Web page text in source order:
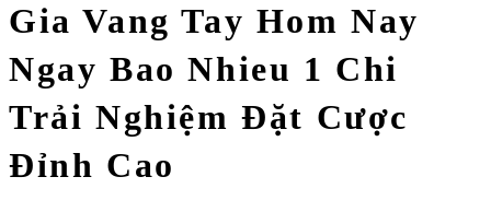
Gia Vang Tay Hom Nay
Ngay Bao Nhieu 1 Chi
Trải Nghiệm Đặt Cược
Đỉnh Cao